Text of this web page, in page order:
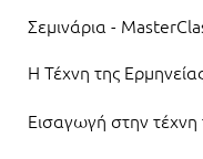
Σεμινάρια -
Η Τέχνη της
Εισαγωγή στην